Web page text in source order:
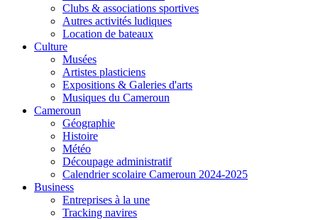
Clubs & associations sportives
Autres activités ludiques
Location de bateaux
Culture
Musées
Artistes plasticiens
Expositions & Galeries d'arts
Musiques du Cameroun
Cameroun
Géographie
Histoire
Météo
Découpage administratif
Calendrier scolaire Cameroun 2024-2025
Business
Entreprises à la une
Tracking navires